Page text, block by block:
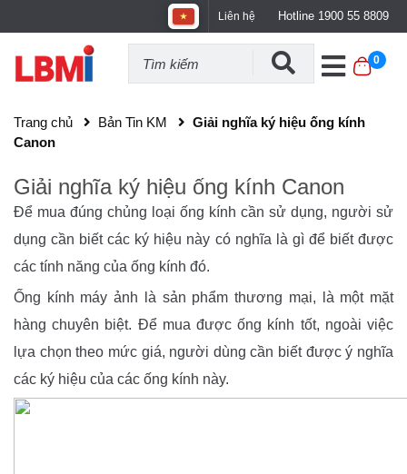
Liên hệ Hotline 1900 55 8809
0
Trang chủ Bản Tin KM
Giải nghĩa ký hiệu ống kính
Canon
Giải nghĩa ký hiệu ống kính Canon
Để mua đúng chủng loại ống kính cần sử dụng, người sử
dụng cần biết các ký hiệu này có nghĩa là gì để biết được
các tính năng của ống kính đó.
Ống kính máy ảnh là sản phẩm thương mại, là một mặt
hàng chuyên biệt. Để mua được ống kính tốt, ngoài việc
lựa chọn theo mức giá, người dùng cần biết được ý nghĩa
các ký hiệu của các ống kính này.